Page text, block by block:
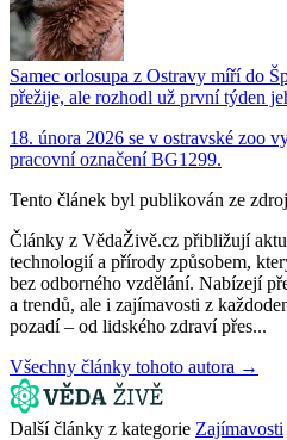
Samec orlosupa z Ostravy míří do
přežije, ale rozhodl už první týden
18. února 2026 se v ostravské zoo
pracovní označení BG1299.
Tento článek byl publikován ze
Články z VědaŽivě.cz přibližují
technologií a přírody způsobem,
bez odborného vzdělání. Nabízejí
a trendů, ale i zajímavosti z
pozadí – od lidského zdraví přes...
Všechny články tohoto autora →
Další články z kategorie Zajímavosti